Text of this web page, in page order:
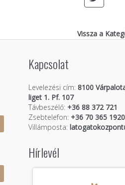
Vissza a
Kapcsolat
Levelezési cím: 8100
liget 1. Pf. 107
Távbeszélő: +36 88 372 721
Zsebtelefon: +36 70 365 1920
Villámposta:
Hírlevél